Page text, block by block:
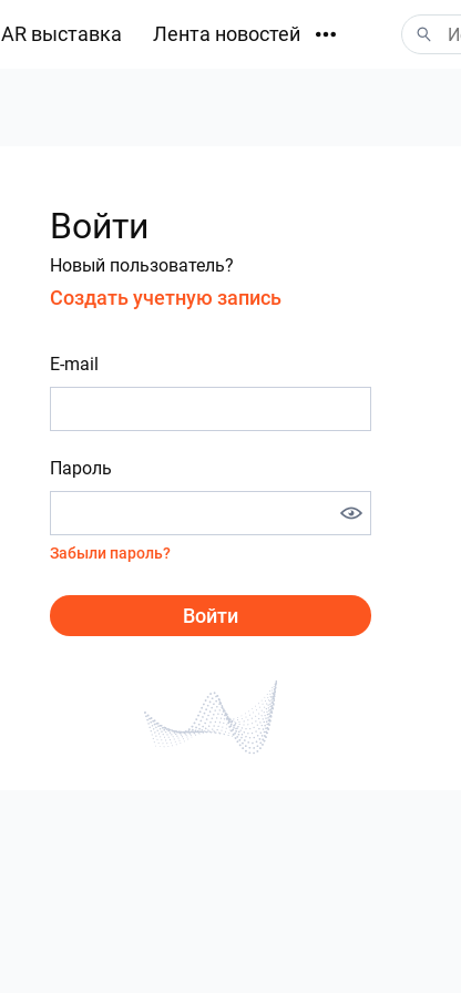
AR выставка Лента новостей
Войти
Новый пользователь?
Создать учетную запись
E-mail
Пароль
Забыли пароль?
Войти